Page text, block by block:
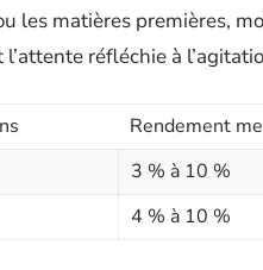
les matières premières,
réfléchie à
Rendement
3 % à 10 %
4 % à 10 %